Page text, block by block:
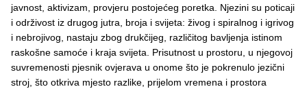
javnost, aktivizam, provjeru postojećeg poretka. Njezini su poticaji
i održivost iz drugog jutra, broja i svijeta: živog i spiralnog i igrivog
i nebrojivog, nastaju zbog drukčijeg, različitog bavljenja istinom
raskošne samoće i kraja svijeta. Prisutnost u prostoru, u njegovoj
suvremenosti pjesnik ovjerava u onome što je pokrenulo jezični
stroj, što otkriva mjesto razlike, prijelom vremena i prostora